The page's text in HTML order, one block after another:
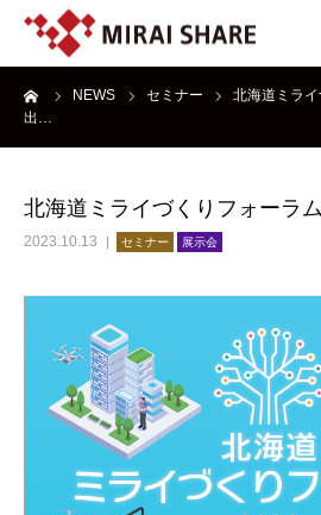
NEWS セミナー
北海道ミラ
出…
北海道ミライづくりフォーラ
2023.10.13 セミナー 展示会
NEWS
SERVICE
ABOUT